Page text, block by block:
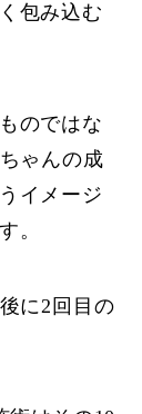
包み込む
のではな
ゃんの成
イメージ
。
に2回目の